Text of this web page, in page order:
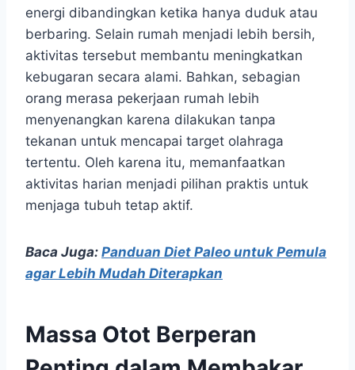
energi dibandingkan ketika hanya duduk atau
berbaring. Selain rumah menjadi lebih bersih,
aktivitas tersebut membantu meningkatkan
kebugaran secara alami. Bahkan, sebagian
orang merasa pekerjaan rumah lebih
menyenangkan karena dilakukan tanpa
tekanan untuk mencapai target olahraga
tertentu. Oleh karena itu, memanfaatkan
aktivitas harian menjadi pilihan praktis untuk
menjaga tubuh tetap aktif.
Baca Juga: Panduan Diet Paleo untuk Pemula
agar Lebih Mudah Diterapkan
Massa Otot Berperan